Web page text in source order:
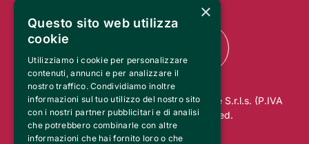
© 2025 RO.MA. UNION Marketing & Trade S.r.l.s. (P.IVA
01813970884). All rights reserved.
×
Questo sito web utilizza
cookie
Utilizziamo i cookie per personalizzare
contenuti, annunci e per analizzare il
nostro traffico. Condividiamo inoltre
informazioni sul tuo utilizzo del nostro sito
con i nostri partner pubblicitari e di analisi
che potrebbero combinarle con altre
informazioni che hai fornito loro o che